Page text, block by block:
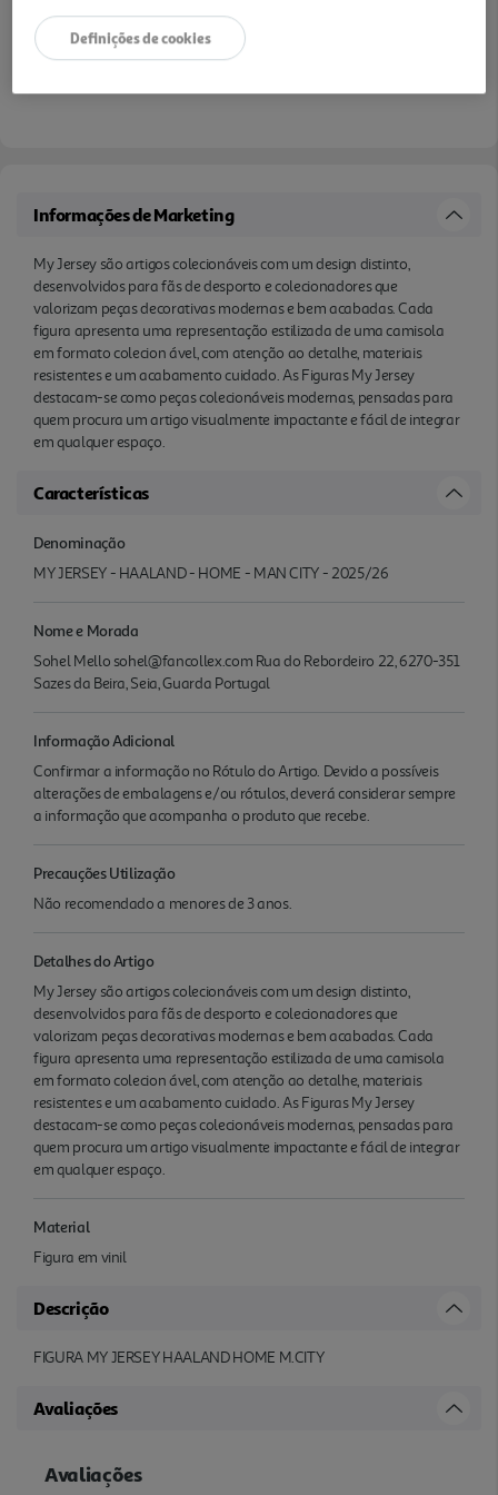
Informações de Marketing
My Jersey são artigos colecionáveis com um design distinto,
desenvolvidos para fãs de desporto e colecionadores que
valorizam peças decorativas modernas e bem acabadas. Cada
figura apresenta uma representação estilizada de uma camisola
em formato colecion ável, com atenção ao detalhe, materiais
resistentes e um acabamento cuidado. As Figuras My Jersey
destacam-se como peças colecionáveis modernas, pensadas para
quem procura um artigo visualmente impactante e fácil de integrar
em qualquer espaço.
Características
Denominação
MY JERSEY - HAALAND - HOME - MAN CITY - 2025/26
Nome e Morada
Sohel Mello sohel@fancollex.com Rua do Rebordeiro 22, 6270-351
Sazes da Beira, Seia, Guarda Portugal
Informação Adicional
Confirmar a informação no Rótulo do Artigo. Devido a possíveis
alterações de embalagens e/ou rótulos, deverá considerar sempre
a informação que acompanha o produto que recebe.
Precauções Utilização
Não recomendado a menores de 3 anos.
Detalhes do Artigo
My Jersey são artigos colecionáveis com um design distinto,
desenvolvidos para fãs de desporto e colecionadores que
valorizam peças decorativas modernas e bem acabadas. Cada
figura apresenta uma representação estilizada de uma camisola
em formato colecion ável, com atenção ao detalhe, materiais
resistentes e um acabamento cuidado. As Figuras My Jersey
destacam-se como peças colecionáveis modernas, pensadas para
quem procura um artigo visualmente impactante e fácil de integrar
em qualquer espaço.
Material
Figura em vinil
Descrição
FIGURA MY JERSEY HAALAND HOME M.CITY
Avaliações
Definições de cookies